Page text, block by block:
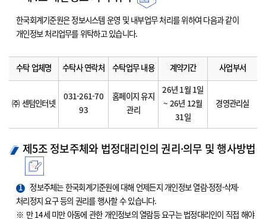
한국회계기준원은 정보시스템 운영 및 내부업무 처리를 위하여 다음과 같이
개인정보 처리업무를 위탁하고 있습니다.
수탁 업체명 수탁사 연락처 수탁업무 내용 계약기간 사업부서
㈜ 센텀인터넷
031-261-70
93
홈페이지 유지
관리
26년 1월 1일
~ 26년 12월
31일
경영관리실
제5조 정보주체와 법정대리인의 권리·의무 및 행사방법
1
정보주체는 한국회계기준원에 대해 언제든지 개인정보 열람·정정·삭제·
처리정지 요구 등의 권리를 행사할 수 있습니다.
※ 만 14세 미만 아동에 관한 개인정보의 열람등 요구는 법정대리인이 직접 해야